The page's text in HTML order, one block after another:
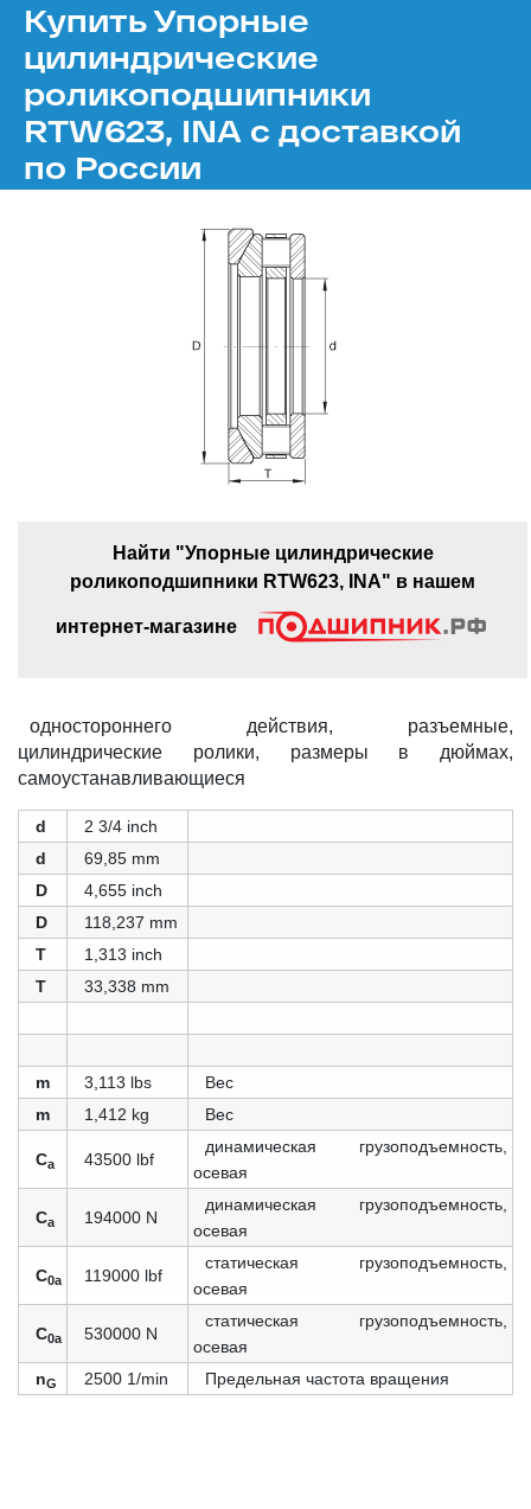
Купить Упорные
цилиндрические
роликоподшипники
RTW623, INA с доставкой
по России
Найти "Упорные цилиндрические
роликоподшипники RTW623, INA" в нашем
интернет-магазине
одностороннего действия, разъемные,
цилиндрические ролики, размеры в дюймах,
самоустанавливающиеся
d
2 3/4 inch
d
69,85 mm
D
4,655 inch
D
118,237 mm
T
1,313 inch
T
33,338 mm
m 3,113 lbs
Вес
m
1,412 kg Вес
Ca 43500 lbf
динамическая грузоподъемность,
осевая
Ca 194000 N
динамическая грузоподъемность,
осевая
C0a 119000 lbf
статическая грузоподъемность,
осевая
C0a 530000 N
статическая грузоподъемность,
осевая
nG 2500 1/min Предельная частота вращения